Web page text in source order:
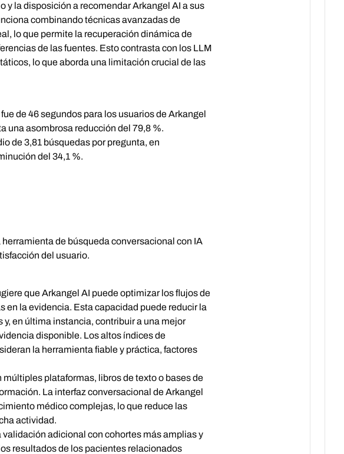
y la disposición a recomendar Arkangel AI a sus
combinando técnicas avanzadas de
lo que permite la recuperación dinámica de
de las fuentes. Esto contrasta con los LLM
lo que aborda una limitación crucial de las
de 46 segundos para los usuarios de Arkangel
una asombrosa reducción del 79,8 %.
de 3,81 búsquedas por pregunta, en
del 34,1 %.
de búsqueda conversacional con IA
del usuario.
que Arkangel AI puede optimizar los flujos de
la evidencia. Esta capacidad puede reducir la
en última instancia, contribuir a una mejor
disponible. Los altos índices de
la herramienta fiable y práctica, factores
plataformas, libros de texto o bases de
La interfaz conversacional de Arkangel
médico complejas, lo que reduce las
actividad.
adicional con cohortes más amplias y
resultados de los pacientes relacionados